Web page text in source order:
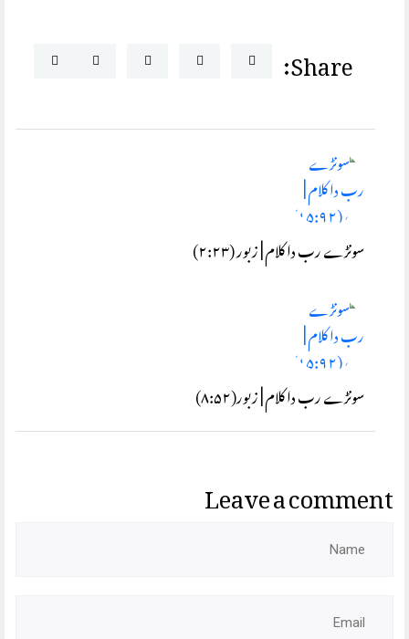
Share:
سونڑے رب دا کلام | زبور (۲:۲۳)
سونڑے رب دا کلام | زبور(۸:۵۲)
Leave a comment